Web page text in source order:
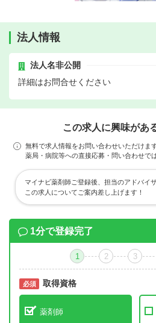
法人情報
法人名非公開
詳細はお問合せください
この求人に興味があ
無料で求人情報をお問い合わせいただけます
薬局・病院等への直接応募・問い合わせで
マイナビ薬剤師ご登録後、担当のアドバイ
この求人についてご案内差し上げます！
1分で登録完了
1 2 3
必須 取得資格
薬剤師